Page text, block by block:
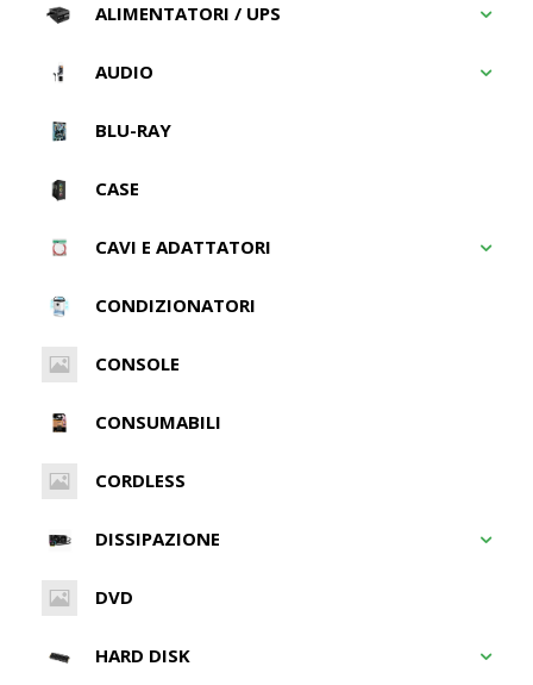
ALIMENTATORI / UPS
AUDIO
BLU-RAY
CASE
CAVI E ADATTATORI
CONDIZIONATORI
CONSOLE
CONSUMABILI
CORDLESS
DISSIPAZIONE
DVD
HARD DISK